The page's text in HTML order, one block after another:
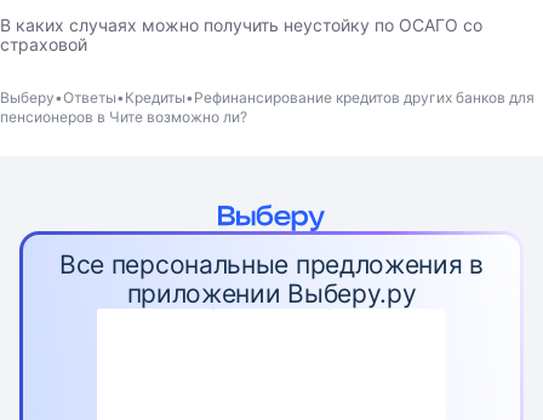
В каких случаях можно получить неустойку по ОСАГО со
страховой
Выберу Ответы Кредиты Рефинансирование кредитов других банков для
пенсионеров в Чите возможно ли?
Все персональные предложения в
приложении Выберу.ру